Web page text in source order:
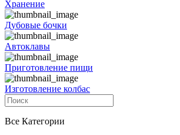
Хранение
Дубовые бочки
Автоклавы
Приготовление пищи
Изготовление колбас
Все Категории